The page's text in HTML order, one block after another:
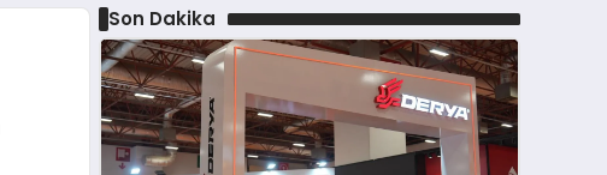
Son Dakika